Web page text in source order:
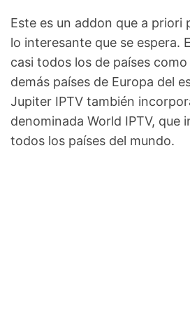
Este es un addon que a priori
lo interesante que se espera.
casi todos los de países
demás países de Europa del
Jupiter IPTV también
denominada World IPTV, que
todos los países del mundo.